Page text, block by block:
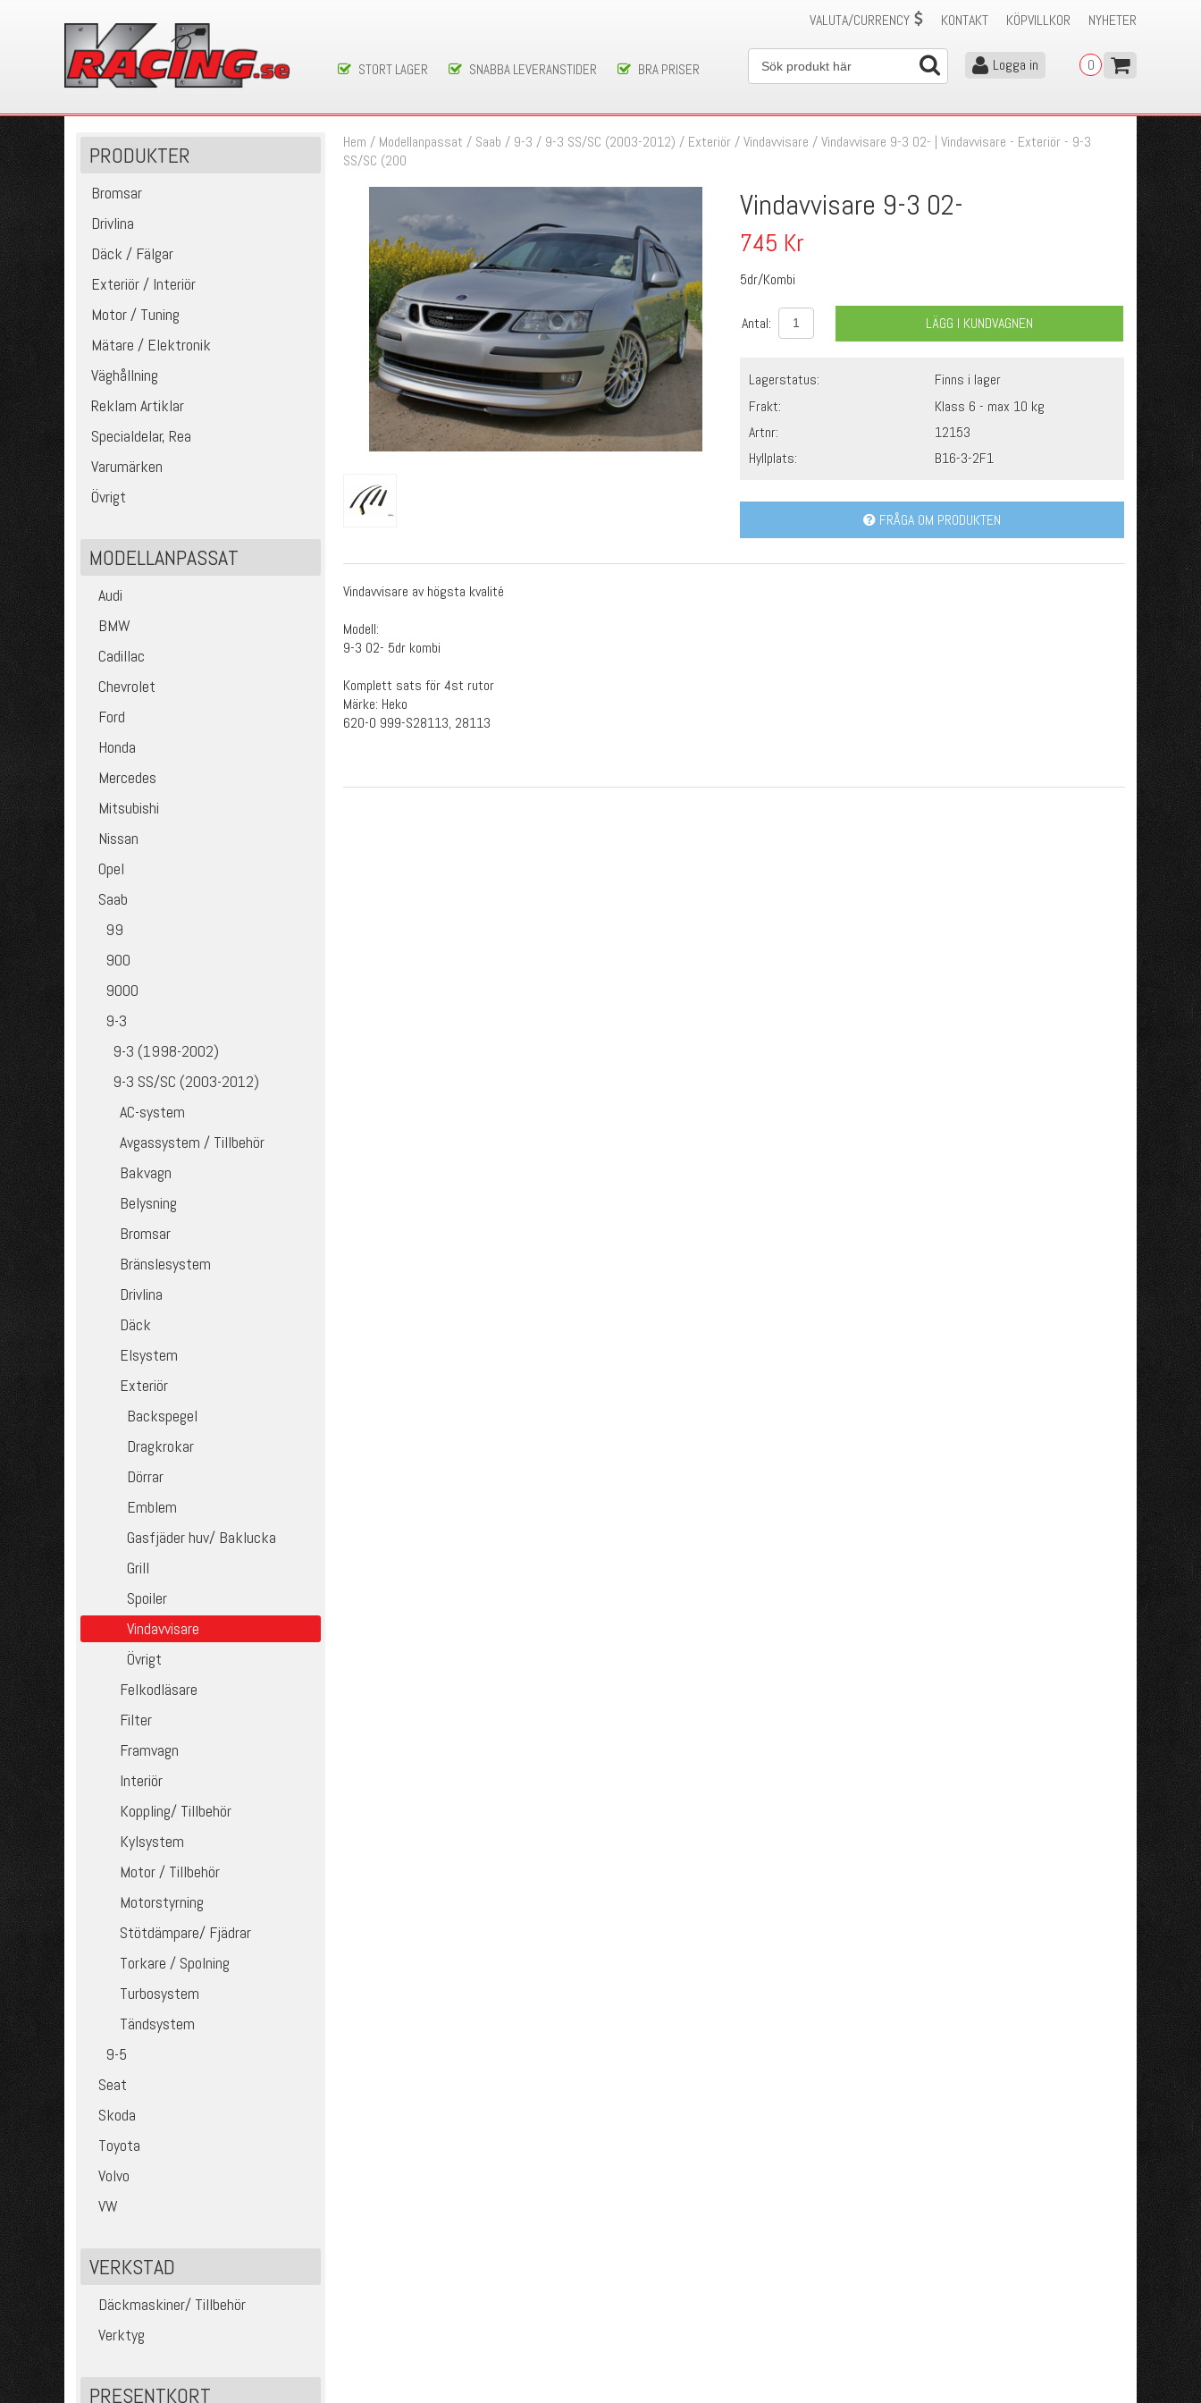
NYHETER
KÖPVILLKOR
KONTAKT
VALUTA/CURRENCY
STORT LAGER SNABBA LEVERANSTIDER BRA PRISER 0
Logga in
PRODUKTER
Bromsar
Drivlina
Däck / Fälgar
Exteriör / Interiör
Motor / Tuning
Mätare / Elektronik
Väghållning
Reklam Artiklar
Specialdelar, Rea
Varumärken
Övrigt
MODELLANPASSAT
Audi
BMW
Cadillac
Chevrolet
Ford
Honda
Mercedes
Mitsubishi
Nissan
Opel
Saab
99
900
9000
9-3
9-3 (1998-2002)
9-3 SS/SC (2003-2012)
AC-system
Avgassystem / Tillbehör
Bakvagn
Belysning
Bromsar
Bränslesystem
Drivlina
Däck
Elsystem
Exteriör
Backspegel
Dragkrokar
Dörrar
Emblem
Gasfjäder huv/ Baklucka
Grill
Spoiler
Vindavvisare
Övrigt
Felkodläsare
Filter
Framvagn
Interiör
Koppling/ Tillbehör
Kylsystem
Motor / Tillbehör
Motorstyrning
Stötdämpare/ Fjädrar
Torkare / Spolning
Turbosystem
Tändsystem
9-5
Seat
Skoda
Toyota
Volvo
VW
VERKSTAD
Däckmaskiner/ Tillbehör
Verktyg
PRESENTKORT
Hem / Modellanpassat / Saab / 9-3 / 9-3 SS/SC (2003-2012) / Exteriör /Vindavvisare /Vindavvisare 9-3 02- | Vindavvisare - Exteriör - 9-3
SS/SC (200
Vindavvisare 9-3 02-
745 Kr
5dr/Kombi
Antal: LÄGG I KUNDVAGNEN
Lagerstatus:
Finns i lager
Frakt:
Klass 6 - max 10 kg
Artnr:
12153
Hyllplats:
B16-3-2F1
FRÅGA OM PRODUKTEN
Vindavvisare av högsta kvalité
Modell:
9-3 02- 5dr kombi
Komplett sats för 4st rutor
Märke: Heko
620-0 999-S28113, 28113